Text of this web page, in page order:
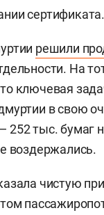
сертификата.
решили
На
ключевая
в свою
252 тыс. бумаг
воздержались.
чистую